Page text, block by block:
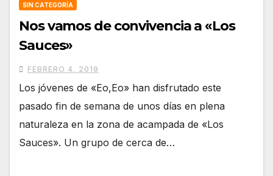
SIN CATEGORÍA
Nos vamos de convivencia a «Los
Sauces»
FEBRERO 4, 2019
Los jóvenes de «Eo,Eo» han disfrutado este
pasado fin de semana de unos días en plena
naturaleza en la zona de acampada de «Los
Sauces». Un grupo de cerca de…